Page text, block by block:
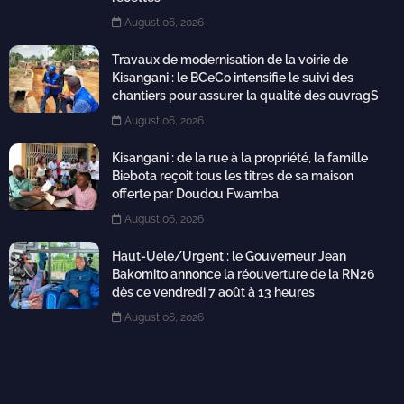
August 06, 2026
Travaux de modernisation de la voirie de
Kisangani : le BCeCo intensifie le suivi des
chantiers pour assurer la qualité des ouvragS
August 06, 2026
Kisangani : de la rue à la propriété, la famille
Biebota reçoit tous les titres de sa maison
offerte par Doudou Fwamba
August 06, 2026
Haut-Uele/Urgent : le Gouverneur Jean
Bakomito annonce la réouverture de la RN26
dès ce vendredi 7 août à 13 heures
August 06, 2026